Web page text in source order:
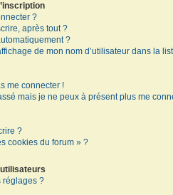
?
après tout ?
?
de mon nom d’utilisateur dans la
me connecter !
mais je ne peux à présent plus me
?
cookies du forum » ?
réglages ?